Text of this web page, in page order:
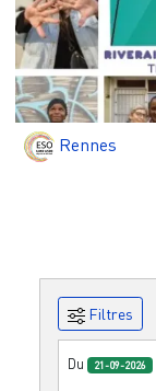
Rennes
Filtres
Du 21-09-2026